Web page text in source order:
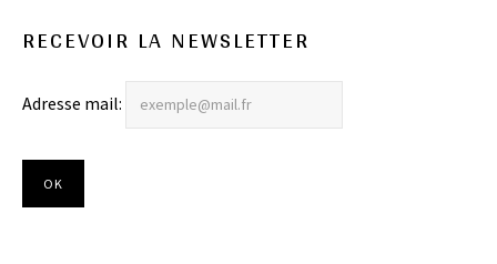
RECEVOIR LA NEWSLETTER
Adresse mail: